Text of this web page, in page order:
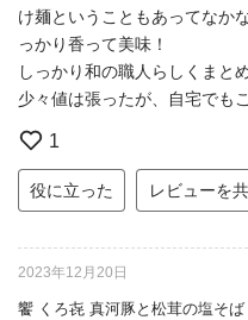
け麺ということもあってなか
っかり香って美味！
しっかり和の職人らしくまと
少々値は張ったが、自宅でも
1
役に立った レビューを
2023年12月20日
饗 くろ㐂 真河豚と松茸の塩そば